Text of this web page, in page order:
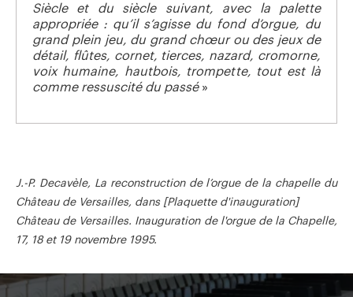
Siècle et du siècle suivant, avec la palette
appropriée : qu’il s’agisse du fond d’orgue, du
grand plein jeu, du grand chœur ou des jeux de
détail, flûtes, cornet, tierces, nazard, cromorne,
voix humaine, hautbois, trompette, tout est là
comme ressuscité du passé»
J.-P. Decavèle, La reconstruction de l’orgue de la chapelle du
Château de Versailles, dans [Plaquette d'inauguration]
Château de Versailles. Inauguration de l'orgue de la Chapelle,
17, 18 et 19 novembre 1995.